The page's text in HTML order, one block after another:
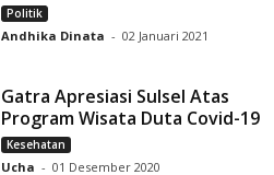
Politik
Andhika Dinata - 02 Januari 2021
Gatra Apresiasi Sulsel Atas
Program Wisata Duta Covid-19
Kesehatan
Ucha - 01 Desember 2020